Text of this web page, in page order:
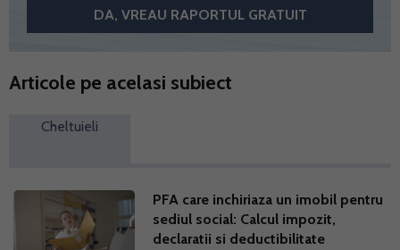
Articole pe acelasi subiect
Cheltuieli
PFA care inchiriaza un imobil pentru
sediul social: Calcul impozit,
declaratii si deductibilitate